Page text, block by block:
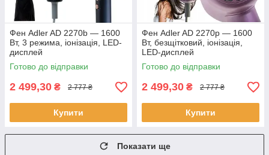
Фен Adler AD 2270b — 1600
Вт, 3 режима, іонізація, LED-
дисплей
Готово до відправки
2 499,30 ₴ 2 777 ₴
Купити
Фен Adler AD 2270p — 1600
Вт, безщітковий, іонізація,
LED-дисплей
Готово до відправки
2 499,30 ₴ 2 777 ₴
Купити
Показати ще